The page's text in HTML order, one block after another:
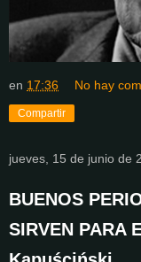
en 17:36 No hay
Compartir
jueves, 15 de junio de
BUENOS
SIRVEN PARA